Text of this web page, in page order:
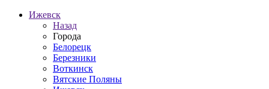
Ижевск
Назад
Города
Белорецк
Березники
Воткинск
Вятские Поляны